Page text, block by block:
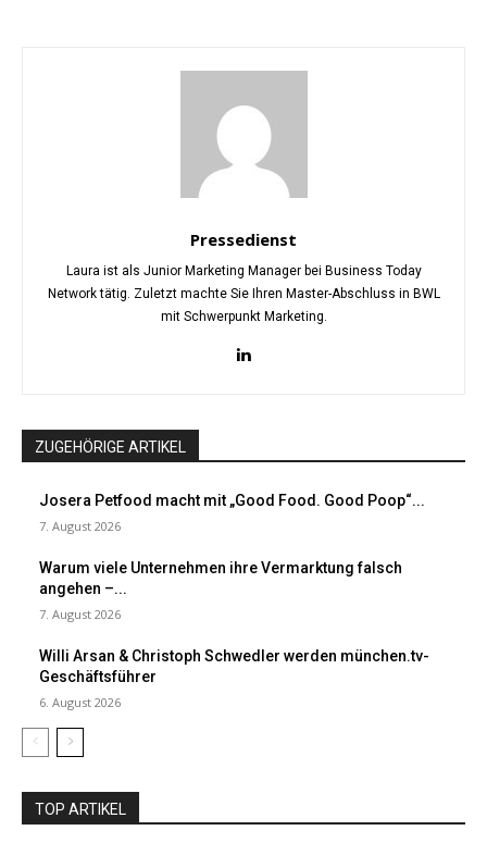
Pressedienst
Laura ist als Junior Marketing Manager bei Business Today
Network tätig. Zuletzt machte Sie Ihren Master-Abschluss in BWL
mit Schwerpunkt Marketing.
ZUGEHÖRIGE ARTIKEL
Josera Petfood macht mit „Good Food. Good Poop“...
7. August 2026
Warum viele Unternehmen ihre Vermarktung falsch
angehen –...
7. August 2026
Willi Arsan & Christoph Schwedler werden münchen.tv-
Geschäftsführer
6. August 2026
TOP ARTIKEL